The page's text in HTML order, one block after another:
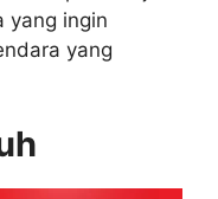
yang ingin
yang